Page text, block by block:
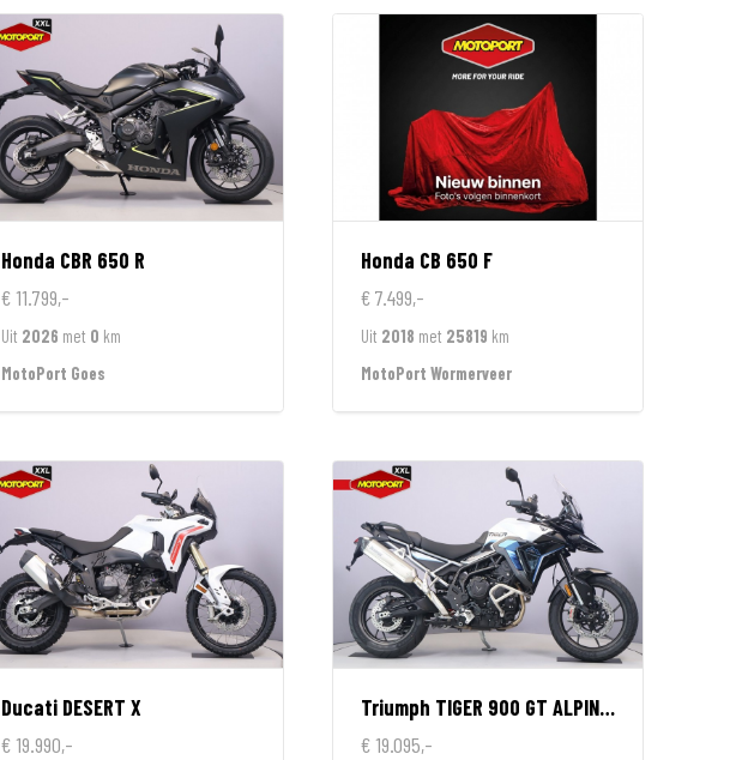
Honda CBR 650 R
€ 11.799,-
Uit 2026 met 0 km
MotoPort Goes
Honda CB 650 F
€ 7.499,-
Uit 2018 met 25819 km
MotoPort Wormerveer
Ducati DESERT X
€ 19.990,-
Triumph TIGER 900 GT ALPINE EDITION
€ 19.095,-